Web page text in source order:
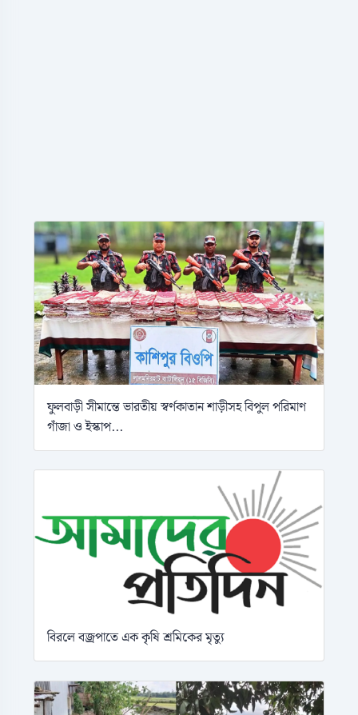
ফুলবাড়ী সীমান্তে ভারতীয় স্বর্ণকাতান শাড়ীসহ বিপুল পরিমাণ
গাঁজা ও ইস্কাপ...
বিরলে বজ্রপাতে এক কৃষি শ্রমিকের মৃত্যু